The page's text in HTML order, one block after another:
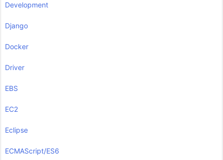
Development
Django
Docker
Driver
EBS
EC2
Eclipse
ECMAScript/ES6